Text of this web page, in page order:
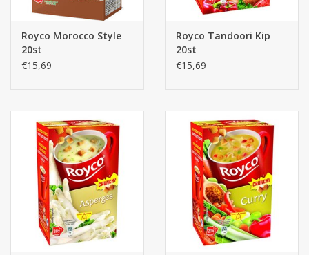
Royco Morocco Style
20st
€15,69
Royco Tandoori Kip
20st
€15,69